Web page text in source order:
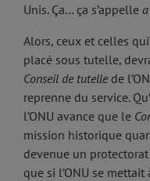
Unis. Ça… ça s’appelle
Alors, ceux et celles
placé sous tutelle,
Conseil de tutelle de
reprenne du service.
l’ONU avance que le
mission historique
devenue un
que si l’ONU se